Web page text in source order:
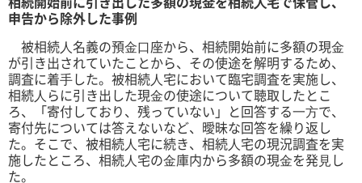
申告から除外した事例
被相続⼈名義の預⾦⼝座から、相続開始前に多額の現⾦
が引き出されていたことから、その使途を解明するため、
調査に着⼿した。被相続⼈宅において臨宅調査を実施し、
相続⼈らに引き出した現⾦の使途について聴取したとこ
ろ、「寄付しており、残っていない」と回答する⼀⽅で、
寄付先については答えないなど、曖昧な回答を繰り返し
た。そこで、被相続⼈宅に続き、相続⼈宅の現況調査を実
施したところ、相続⼈宅の⾦庫内から多額の現⾦を発⾒し
た。